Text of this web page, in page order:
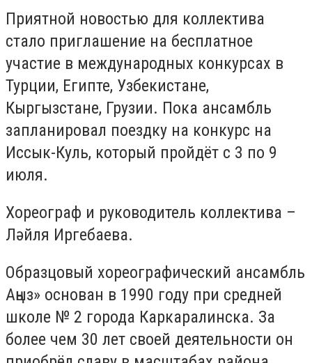
Приятной новостью для коллектива
стало приглашение на бесплатное
участие в международных конкурсах в
Турции, Египте, Узбекистане,
Кыргызстане, Грузии. Пока ансамбль
запланировал поездку на конкурс на
Иссык-Куль, который пройдёт с 3 по 9
июля.
Хореограф и руководитель коллектива –
Ләйля Иргебаева.
Образцовый хореографический ансамбль
Аңыз» основан в 1990 году при средней
школе № 2 города Каркаралинска. За
более чем 30 лет своей деятельности он